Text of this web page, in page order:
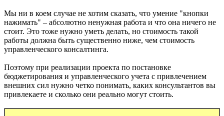
Мы ни в коем случае не хотим сказать, что умение "кнопки
нажимать" – абсолютно ненужная работа и что она ничего не
стоит. Это тоже нужно уметь делать, но стоимость такой
работы должна быть существенно ниже, чем стоимость
управленческого консалтинга.
Поэтому при реализации проекта по постановке
бюджетирования и управленческого учета с привлечением
внешних сил нужно четко понимать, каких консультантов вы
привлекаете и сколько они реально могут стоить.